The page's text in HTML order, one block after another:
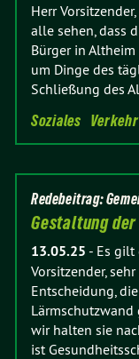
Herr
alle sehen, dass
Bürger in
um Dinge des
Schließung des
Soziales Verkehr
Redebeitrag:
Gestaltung
13.05.25 - Es gilt
Vorsitzender,
Entscheidung,
wir halten sie
ist